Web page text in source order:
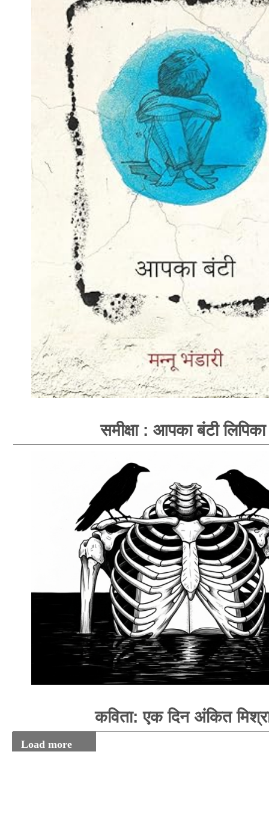
समीक्षा : आपका बंटी लिपिका
कविता: एक दिन अंकित
Load more